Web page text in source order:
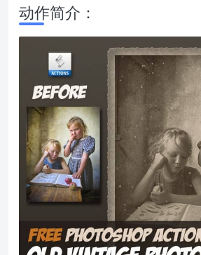
动作简介：